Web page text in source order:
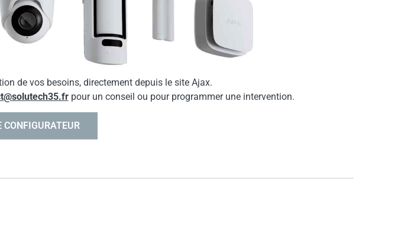
de vos besoins, directement depuis le site Ajax.
pour un conseil ou pour programmer une intervention.
CONFIGURATEUR